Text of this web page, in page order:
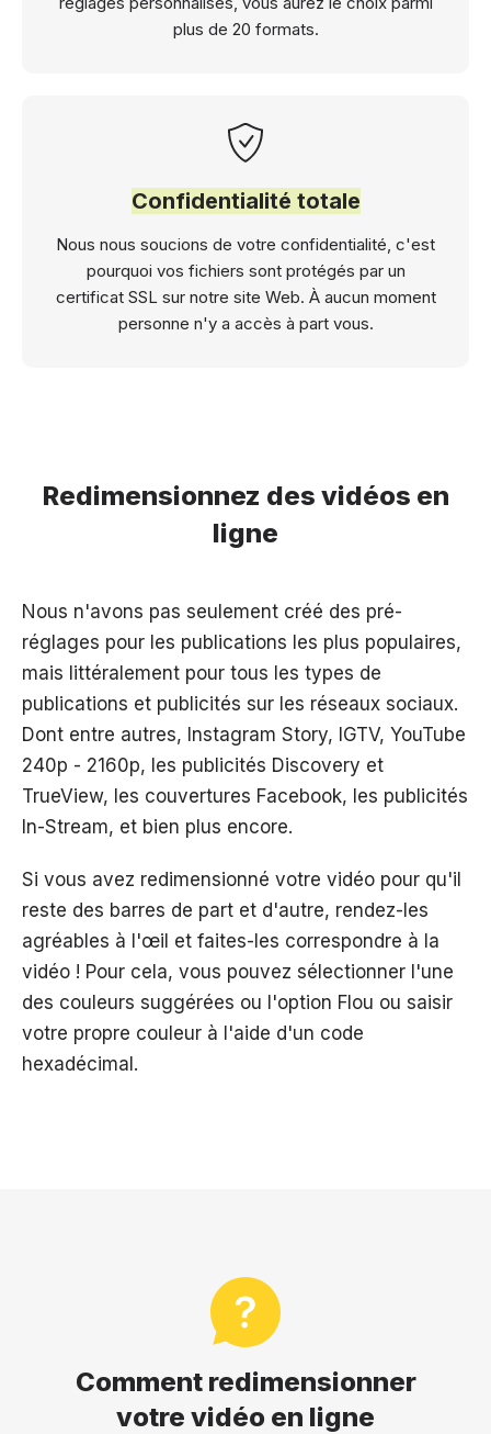
plus de 20 formats.
Confidentialité totale
Nous nous soucions de votre confidentialité, c'est
pourquoi vos fichiers sont protégés par un
certificat SSL sur notre site Web. À aucun moment
personne n'y a accès à part vous.
Redimensionnez des vidéos en
ligne
Nous n'avons pas seulement créé des pré-
réglages pour les publications les plus populaires,
mais littéralement pour tous les types de
publications et publicités sur les réseaux sociaux.
Dont entre autres, Instagram Story, IGTV, YouTube
240p - 2160p, les publicités Discovery et
TrueView, les couvertures Facebook, les publicités
In-Stream, et bien plus encore.
Si vous avez redimensionné votre vidéo pour qu'il
reste des barres de part et d'autre, rendez-les
agréables à l'œil et faites-les correspondre à la
vidéo ! Pour cela, vous pouvez sélectionner l'une
des couleurs suggérées ou l'option Flou ou saisir
votre propre couleur à l'aide d'un code
hexadécimal.
Comment redimensionner
votre vidéo en ligne